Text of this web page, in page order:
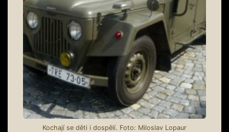
Kochají se děti i dospělí. Foto: Miloslav Lopaur